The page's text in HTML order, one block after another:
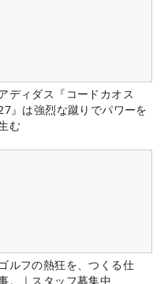
ディダス『コードカオス
』は強烈な蹴りでパワーを
む
ルフの熱狂を、つくる仕
。｜スタッフ募集中